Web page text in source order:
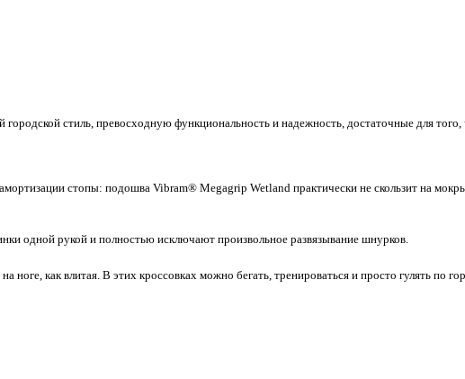
стиль, превосходную функциональность и надежность, достаточные для
стопы: подошва Vibram® Megagrip Wetland практически не скользит на
одной рукой и полностью исключают произвольное развязывание шнурков.
как влитая. В этих кроссовках можно бегать, тренироваться и просто гулять по